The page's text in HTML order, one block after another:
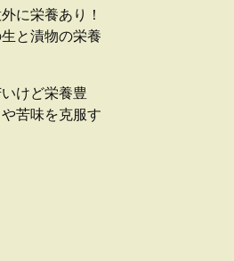
に栄養あり！
生と漬物の栄養
けど栄養豊
苦味を克服す